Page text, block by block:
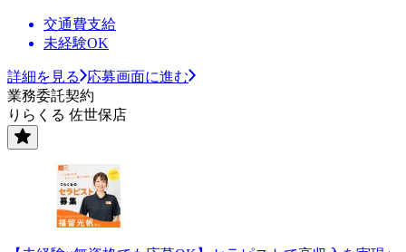
交通費支給
未経験OK
詳細を見る
応募画面に進む
業務委託契約
りらくる 佐世保店